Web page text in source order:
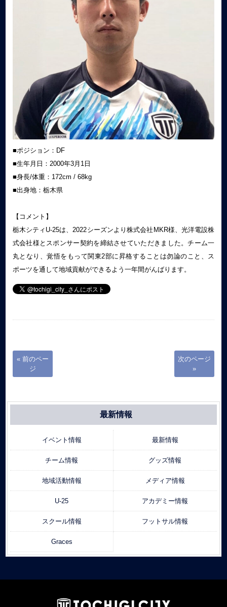
■ポジション：DF
■生年月日：2000年3月1日
■身長/体重：172cm / 68kg
■出身地：栃木県
【コメント】
栃木シティU-25は、2022シーズンより株式会社MKR様、光洋電設株
式会社様とスポンサー契約を締結させていただきました。チーム一
丸となり、覚悟をもって関東2部に昇格することは勿論のこと、ス
ポーツを通して地域貢献ができるよう一年間がんばります。
« 前のペー
ジ
次のページ
»
最新情報
イベント情報 最新情報
チーム情報 グッズ情報
地域活動情報 メディア情報
U-25 アカデミー情報
スクール情報 フットサル情報
Graces